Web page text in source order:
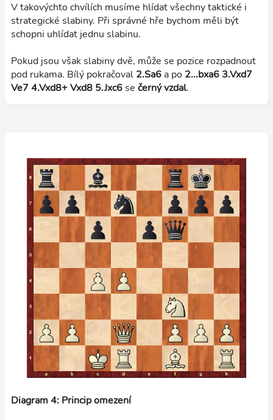
V takovýchto chvílích musíme hlídat všechny taktické i
strategické slabiny. Při správné hře bychom měli být
schopni uhlídat jednu slabinu.
Pokud jsou však slabiny dvě, může se pozice rozpadnout
pod rukama. Bílý pokračoval 2.Sa6a po 2...bxa6 3.Vxd7
Ve7 4.Vxd8+ Vxd8 5.Jxc6se černý vzdal.
Diagram 4: Princip omezení